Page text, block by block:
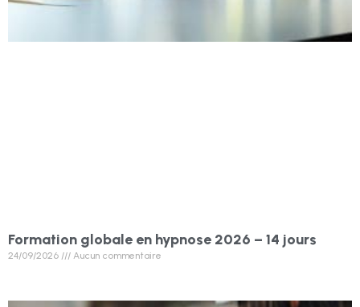
Formation globale en hypnose 2026 – 14 jours
24/09/2026 Aucun commentaire